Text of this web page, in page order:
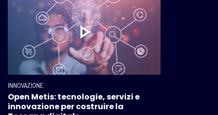
INNOVAZIONE
Open Metis: tecnologie, servizi e
innovazione per costruire la